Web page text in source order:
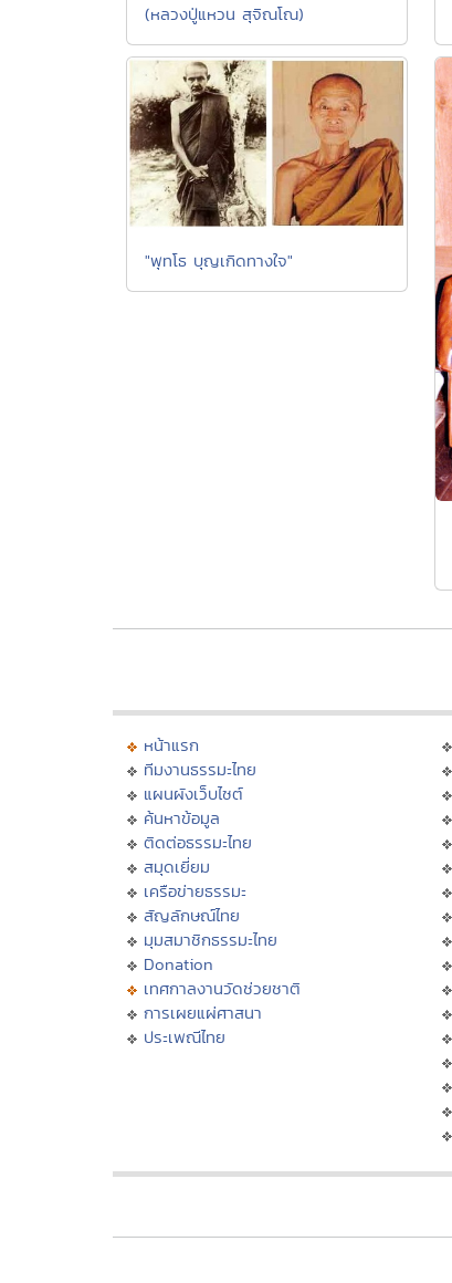
(หลวงปู่แหวน สุจิณโณ)
"พุทโธ บุญเกิดทางใจ"
หน้าแรก
ทีมงานธรรมะไทย
แผนผังเว็บไซต์
ค้นหาข้อมูล
ติดต่อธรรมะไทย
สมุดเยี่ยม
เครือข่ายธรรมะ
สัญลักษณ์ไทย
มุมสมาชิกธรรมะไทย
Donation
เทศกาลงานวัดช่วยชาติ
การเผยแผ่ศาสนา
ประเพณีไทย